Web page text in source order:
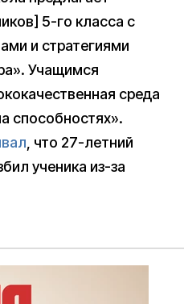
5-го класса с
и стратегиями
Учащимся
среда
способностях».
, что 27-летний
ученика из-за